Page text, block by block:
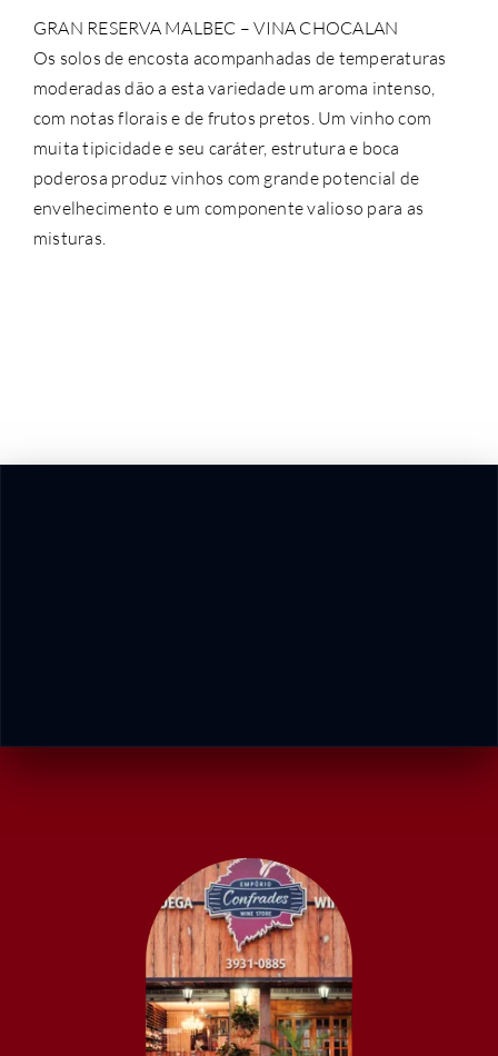
GRAN RESERVA MALBEC – VINA CHOCALAN
Os solos de encosta acompanhadas de temperaturas
moderadas dão a esta variedade um aroma intenso,
com notas florais e de frutos pretos. Um vinho com
muita tipicidade e seu caráter, estrutura e boca
poderosa produz vinhos com grande potencial de
envelhecimento e um componente valioso para as
misturas.